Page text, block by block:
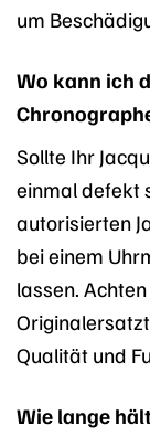
um
Wo kann ich
Sollte Ihr
einmal defekt
autorisierten
bei einem
lassen.
Qualität und
Wie lange